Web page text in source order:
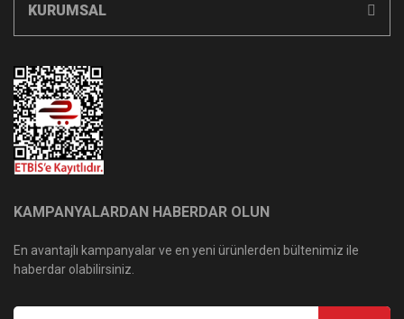
KURUMSAL
KAMPANYALARDAN HABERDAR OLUN
En avantajlı kampanyalar ve en yeni ürünlerden bültenimiz ile
haberdar olabilirsiniz.